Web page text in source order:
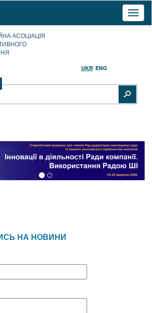
АСОЦІАЦІЯ
UKR ENG
НА НОВИНИ